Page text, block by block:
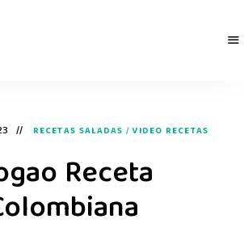
RECETAS SALADAS /VIDEO RECETAS
Receta